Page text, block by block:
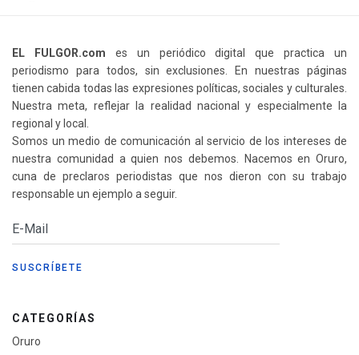
EL FULGOR.com es un periódico digital que practica un
periodismo para todos, sin exclusiones. En nuestras páginas
tienen cabida todas las expresiones políticas, sociales y culturales.
Nuestra meta, reflejar la realidad nacional y especialmente la
regional y local.
Somos un medio de comunicación al servicio de los intereses de
nuestra comunidad a quien nos debemos. Nacemos en Oruro,
cuna de preclaros periodistas que nos dieron con su trabajo
responsable un ejemplo a seguir.
CATEGORÍAS
Oruro